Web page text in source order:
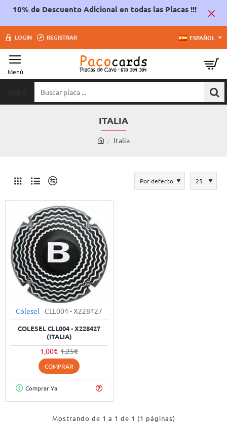
10% de Descuento Adicional en todas las Placas !!!
LOGIN REGISTRAR ESPAÑOL
placa
ITALIA
o
Italia
-20%
Colesel CLL004 - X228427
COLESEL CLL004 - X228427
(ITALIA)
1,00€ 1,25€
COMPRAR
Comprar Ya
Mostrando de 1 a 1 de 1 (1 páginas)